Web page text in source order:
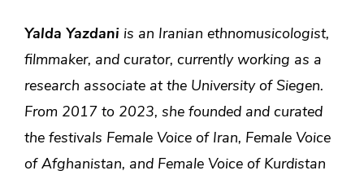
Yalda Yazdani is an Iranian ethnomusicologist,
filmmaker, and curator, currently working as a
research associate at the University of Siegen.
From 2017 to 2023, she founded and curated
the festivals Female Voice of Iran, Female Voice
of Afghanistan, and Female Voice of Kurdistan